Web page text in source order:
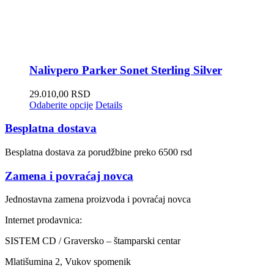
Nalivpero Parker Sonet Sterling Silver
29.010,00 RSD
Odaberite opcije Details
Besplatna dostava
Besplatna dostava za porudžbine preko 6500 rsd
Zamena i povraćaj novca
Jednostavna zamena proizvoda i povraćaj novca
Internet prodavnica:
SISTEM CD / Graversko – štamparski centar
Mlatišumina 2, Vukov spomenik